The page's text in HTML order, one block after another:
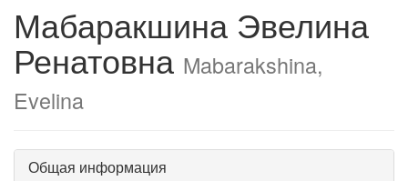
Мабаракшина Эвелина
Ренатовна Mabarakshina,
Evelina
Общая информация